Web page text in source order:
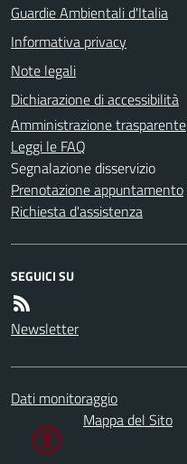
Guardie Ambientali d'Italia
Informativa privacy
Note legali
Dichiarazione di accessibilità
Amministrazione trasparente
Leggi le FAQ
Segnalazione disservizio
Prenotazione appuntamento
Richiesta d'assistenza
SEGUICI SU
Newsletter
Dati monitoraggio
Mappa del Sito